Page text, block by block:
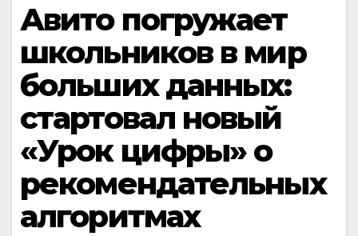
Авито погружает
школьников в мир
больших данных:
стартовал новый
«Урок цифры» о
рекомендательных
алгоритмах